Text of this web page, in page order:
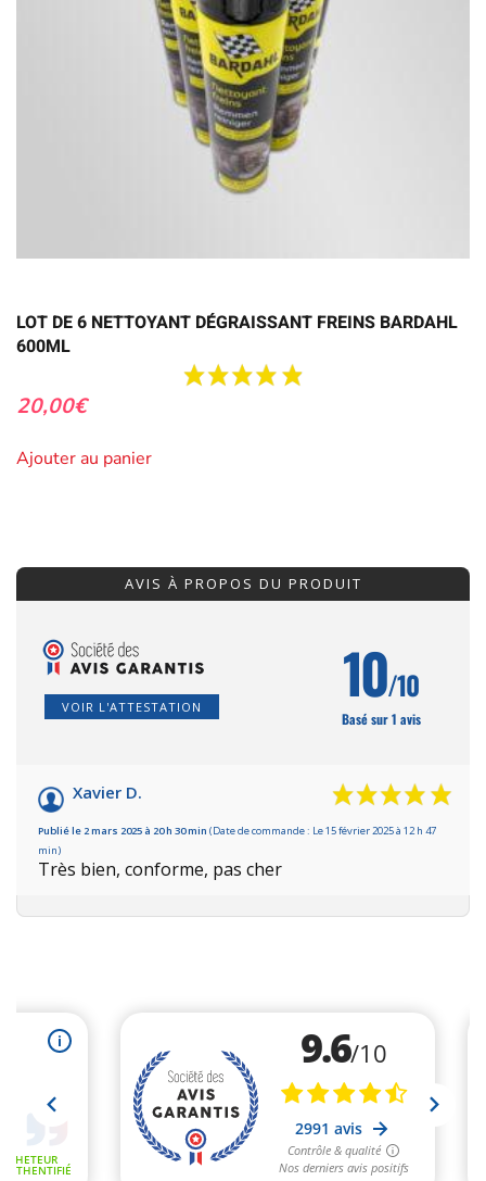
LOT DE 6 NETTOYANT DÉGRAISSANT FREINS BARDAHL
600ML
20,00€
Ajouter au panier
AVIS À PROPOS DU PRODUIT
VOIR L'ATTESTATION 10/10
Basé sur 1 avis
Xavier D.
Publié le 2 mars 2025 à 20 h 30 min (Date de commande : Le 15 février 2025 à 12 h 47
min)
Très bien, conforme, pas cher